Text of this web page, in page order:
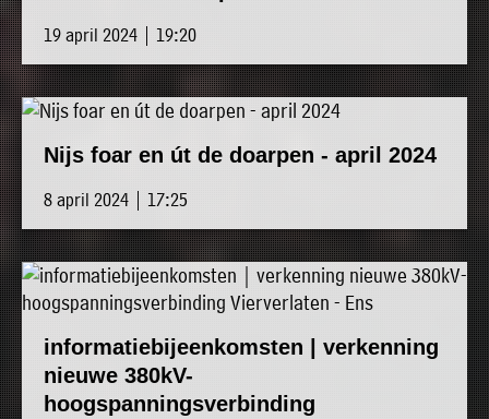
19 april 2024 | 19:20
Nijs foar en út de doarpen - april 2024
8 april 2024 | 17:25
informatiebijeenkomsten | verkenning
nieuwe 380kV-
hoogspanningsverbinding